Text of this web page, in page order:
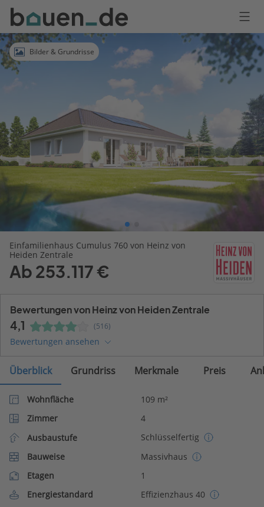
Bauen
Logo
AnmeldenBilder & Grundrisse
Einfamilienhaus Cumulus 760 von Heinz von
Heiden Zentrale
Ab 253.117 €
Bewertungen von Heinz von Heiden Zentrale
4,1 (516)
Bewertungen ansehen
Überblick Grundriss Merkmale Preis
Wohnfläche
109 m²
Zimmer
4
Ausbaustufe
Schlüsselfertig
Bauweise
Massivhaus
Etagen
1
Energiestandard
Effizienzhaus 40